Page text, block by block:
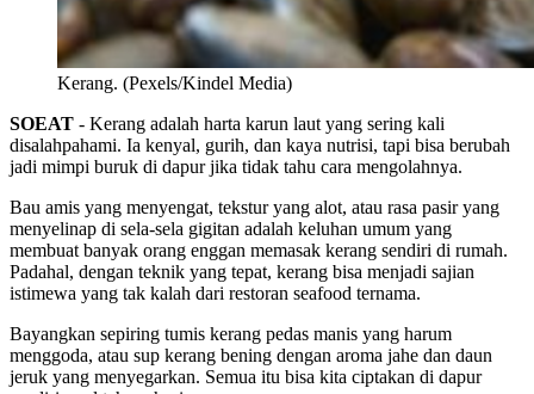
Kerang. (Pexels/Kindel Media)
SOEAT - Kerang adalah harta karun laut yang sering kali
disalahpahami. Ia kenyal, gurih, dan kaya nutrisi, tapi bisa berubah
jadi mimpi buruk di dapur jika tidak tahu cara mengolahnya.
Bau amis yang menyengat, tekstur yang alot, atau rasa pasir yang
menyelinap di sela-sela gigitan adalah keluhan umum yang
membuat banyak orang enggan memasak kerang sendiri di rumah.
Padahal, dengan teknik yang tepat, kerang bisa menjadi sajian
istimewa yang tak kalah dari restoran seafood ternama.
Bayangkan sepiring tumis kerang pedas manis yang harum
menggoda, atau sup kerang bening dengan aroma jahe dan daun
jeruk yang menyegarkan. Semua itu bisa kita ciptakan di dapur